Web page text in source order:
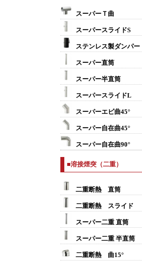
スーパーＴ曲
スーパースライドS
ステンレス製ダンパー
スーパー直筒
スーパー半直筒
スーパースライドL
スーパーエビ曲45°
スーパー自在曲45°
スーパー自在曲90°
■溶接煙突（二重）
二重断熱 直筒
二重断熱 スライド
スーパー二重 直筒
スーパー二重 半直筒
二重断熱 曲15°